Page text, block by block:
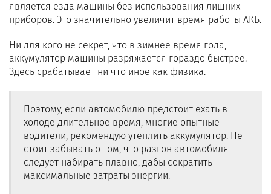
является езда машины без использования лишних
приборов. Это значительно увеличит время работы АКБ.
Ни для кого не секрет, что в зимнее время года,
аккумулятор машины разряжается гораздо быстрее.
Здесь срабатывает ни что иное как физика.
Поэтому, если автомобилю предстоит ехать в
холоде длительное время, многие опытные
водители, рекомендую утеплить аккумулятор. Не
стоит забывать о том, что разгон автомобиля
следует набирать плавно, дабы сократить
максимальные затраты энергии.